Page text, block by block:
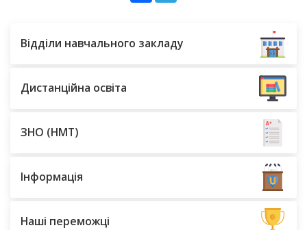
Відділи навчального закладу
Дистанційна освіта
ЗНО (НМТ)
Інформація
Наші переможці